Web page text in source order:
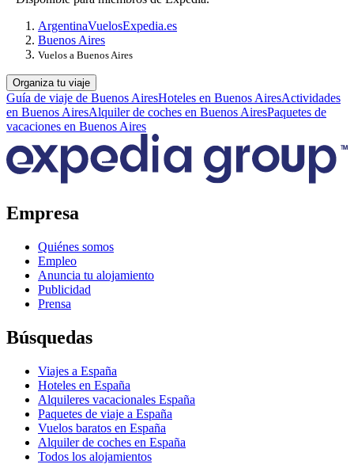
ArgentinaVuelosExpedia.es
Buenos Aires
Vuelos a Buenos Aires
Organiza tu viaje
Guía de viaje de Buenos AiresHoteles en Buenos AiresActividades
en Buenos AiresAlquiler de coches en Buenos AiresPaquetes de
vacaciones en Buenos Aires
Empresa
Quiénes somos
Empleo
Anuncia tu alojamiento
Publicidad
Prensa
Búsquedas
Viajes a España
Hoteles en España
Alquileres vacacionales España
Paquetes de viaje a España
Vuelos baratos en España
Alquiler de coches en España
Todos los alojamientos